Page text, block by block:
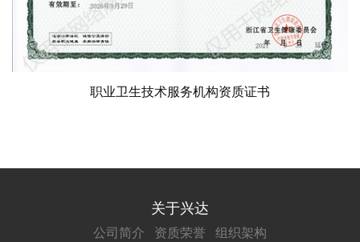
职业卫生技术服务机构资质证书
关于兴达
公司简介 资质荣誉 组织架构